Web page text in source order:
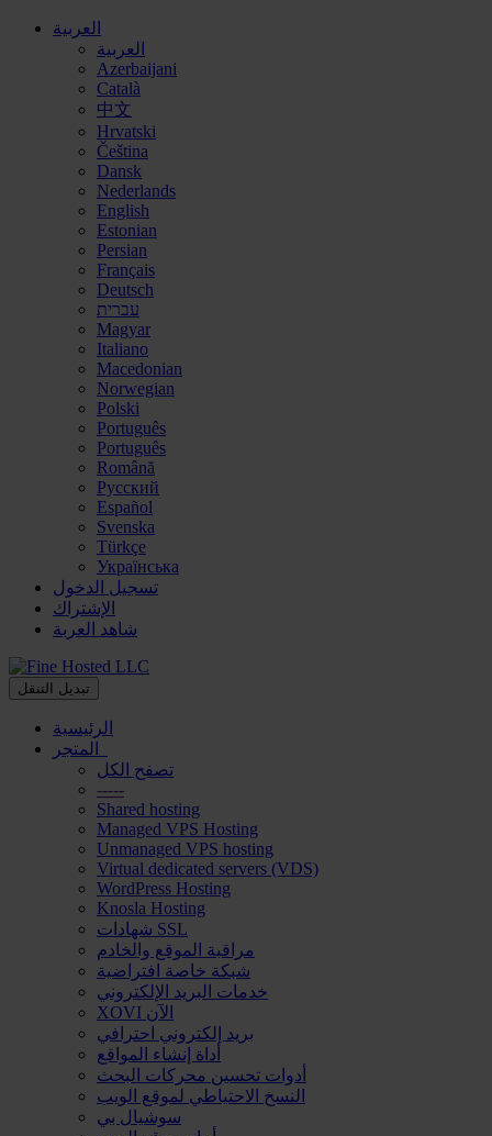
العربية
العربية
Azerbaijani
Català
中文
Hrvatski
Čeština
Dansk
Nederlands
English
Estonian
Persian
Français
Deutsch
עברית
Magyar
Italiano
Macedonian
Norwegian
Polski
Português
Português
Română
Русский
Español
Svenska
Türkçe
Українська
تسجيل الدخول
الإشتراك
شاهد العربة
تبديل التنقل
الرئيسية
تصفح الكل
-----
Shared hosting
Managed VPS Hosting
Unmanaged VPS hosting
Virtual dedicated servers (VDS)
WordPress Hosting
Knosla Hosting
شهادات SSL
مراقبة الموقع والخادم
شبكة خاصة افتراضية
خدمات البريد الإلكتروني
XOVI الآن
بريد إلكتروني احترافي
أداة إنشاء المواقع
أدوات تحسين محركات البحث
النسخ الاحتياطي لموقع الويب
سوشيال بي